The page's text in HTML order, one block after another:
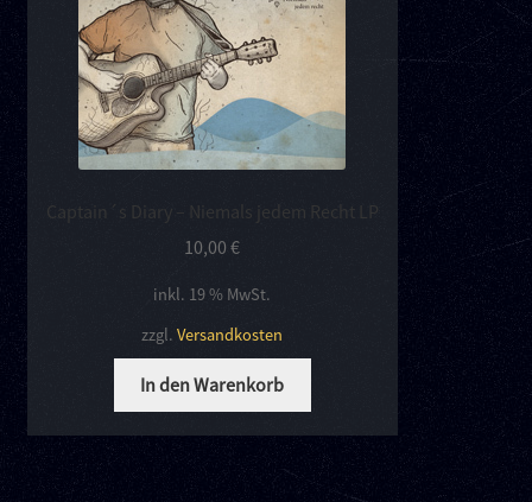
Kontakt
Links
Captain´s Diary – Niemals jedem Recht LP
10,00€
inkl. 19 % MwSt.
zzgl.Versandkosten
In den Warenkorb